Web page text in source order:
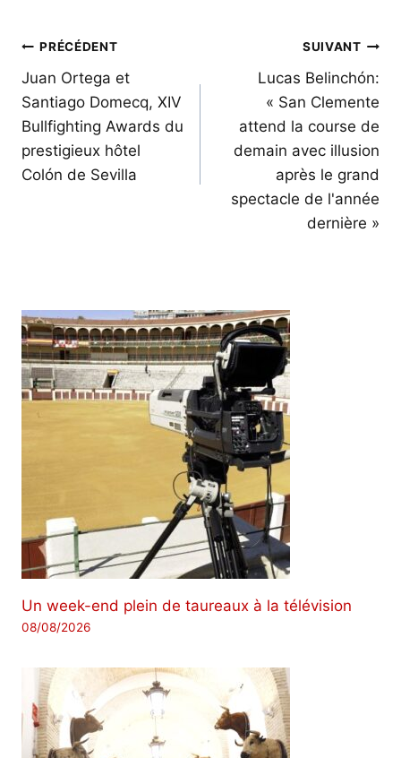
Navigation
de
l’article
PRÉCÉDENT
Juan Ortega et
Santiago Domecq, XIV
Bullfighting Awards du
prestigieux hôtel
Colón de Sevilla
SUIVANT
Lucas Belinchón:
« San Clemente
attend la course de
demain avec illusion
après le grand
spectacle de l'année
dernière »
Un week-end plein de taureaux à la télévision
08/08/2026